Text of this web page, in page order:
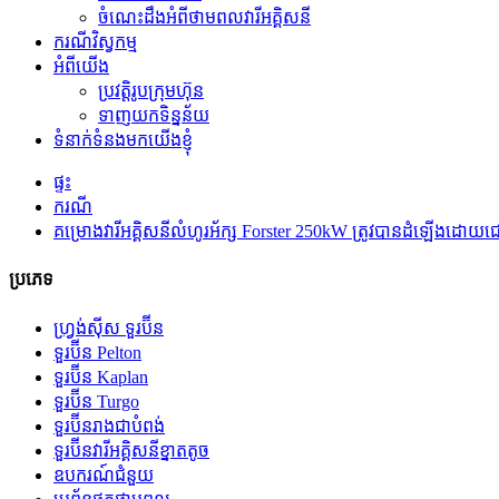
ចំណេះដឹងអំពីថាមពលវារីអគ្គិសនី
ករណីវិស្វកម្ម
អំពីយើង
ប្រវត្តិរូបក្រុមហ៊ុន
ទាញយកទិន្នន័យ
ទំនាក់ទំនងមកយើងខ្ញុំ
ផ្ទះ
ករណី
គម្រោងវារីអគ្គិសនីលំហូរអ័ក្ស Forster 250kW ត្រូវបានដំឡើងដ
ប្រភេទ
ហ្វ្រង់ស៊ីស ទួរប៊ីន
ទួរប៊ីន Pelton
ទួរប៊ីន Kaplan
ទួរប៊ីន Turgo
ទួរប៊ីនរាងជាបំពង់
ទួរប៊ីន​វារីអគ្គិសនី​ខ្នាតតូច
ឧបករណ៍ជំនួយ